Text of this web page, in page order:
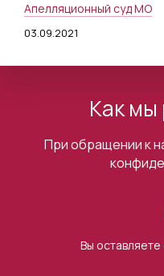
Апелляционный суд МО
03.09.2021
Как мы
При обращении к
Вы